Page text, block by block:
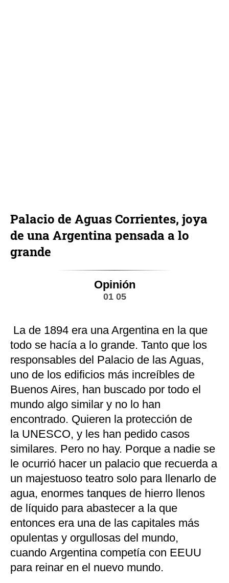
Palacio de Aguas Corrientes, joya
de una Argentina pensada a lo
grande
Opinión
01 05
La de 1894 era una Argentina en la que
todo se hacía a lo grande. Tanto que los
responsables del Palacio de las Aguas,
uno de los edificios más increíbles de
Buenos Aires, han buscado por todo el
mundo algo similar y no lo han
encontrado. Quieren la protección de
la UNESCO, y les han pedido casos
similares. Pero no hay. Porque a nadie se
le ocurrió hacer un palacio que recuerda a
un majestuoso teatro solo para llenarlo de
agua, enormes tanques de hierro llenos
de líquido para abastecer a la que
entonces era una de las capitales más
opulentas y orgullosas del mundo,
cuando Argentina competía con EEUU
para reinar en el nuevo mundo.